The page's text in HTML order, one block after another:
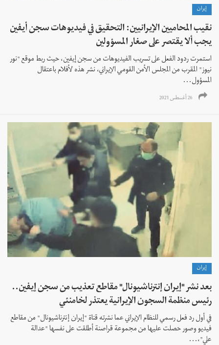
إيران
نقيب المحاميين الإيرانيين: التحقيق في فيديوهات سجن أيفين
يجب ألا يقتصر على صغار المسؤولين
استمرت ردود الفعل على تسريب الفيديوهات من سجن إيفين، حيث ربط موقع "نور
نيوز" المقرب من المجلس الأمن القومي الإيراني، نشر هذه لأفلام باعتقال
المسؤول...
26 أغسطس 2021
إيران
بعد نشر "إيران إنترناشيونال" مقاطع تعذيب من سجن إيفين..
رئيس منظمة السجون الإيرانية يعتذر لخامنئي
في أول رد فعل رسمي للنظام الإيراني عما نشرته قناة "إيران إنترناشيونال" من مقاطع
فيديو وصور حصلت عليها من مجموعة قراصنة أطلقت على نفسها "عدالة
علي"،...